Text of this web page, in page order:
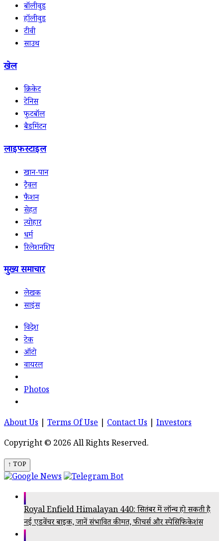
बॉलीवुड
हॉलीवुड
टीवी
साउथ
खेल
क्रिकेट
टेनिस
फुटबॉल
बैडमिंटन
लाइफस्टाइल
खान-पान
ट्रैवल
फैशन
सेहत
त्योहार
धर्म
रिलेशनशिप
मुख्य समाचार
लेखक
साइंस
विदेश
टेक
ऑटो
वायरल
Photos
About Us Terms Of Use Contact Us
Investors
Copyright © 2026 All Rights Reserved.
↑ TOP
Royal Enfield Himalayan 440: सितंबर में लॉन्च हो सकती है
नई एडवेंचर बाइक, जानें संभावित कीमत, फीचर्स और स्पेसिफिकेशंस